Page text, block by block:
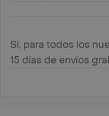
Sí, para todos los
15 días de envíos